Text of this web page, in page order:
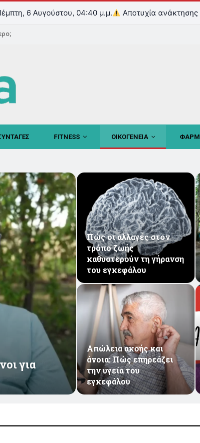
6 Αυγούστου, 04:40 μ.μ. Αποτυχία ανάκτησης
FITNESS ΟΙΚΟΓΕΝΕΙΑ
για
Πώς οι αλλαγές στον
τρόπο ζωής
καθυστερούν τη γήρανση
του εγκεφάλου
Απώλεια ακοής και
άνοια: Πώς επηρεάζει
την υγεία του
εγκεφάλου